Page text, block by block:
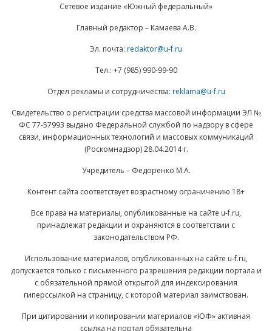
Сетевое издание «Южный федеральный»
Главный редактор – Камаева А.В.
Эл. почта: redaktor@u-f.ru
Тел.: +7 (985) 990-99-90
Отдел рекламы и сотрудничества: reklama@u-f.ru
Свидетельство о регистрации средства массовой информации ЭЛ №
ФС 77-57993 выдано Федеральной службой по надзору в сфере
связи, информационных технологий и массовых коммуникаций
(Роскомнадзор) 28.04.2014 г.
Учредитель – Федоренко М.А.
Контент сайта соответствует возрастному ограничению 18+
Все права на материалы, опубликованные на сайте u-f.ru,
принадлежат редакции и охраняются в соответствии с
законодательством РФ.
Использование материалов, опубликованных на сайте u-f.ru,
допускается только с письменного разрешения редакции портала и
с обязательной прямой открытой для индексирования
гиперссылкой на страницу, с которой материал заимствован.
При цитировании и копировании материалов «ЮФ» активная
ссылка на портал обязательна